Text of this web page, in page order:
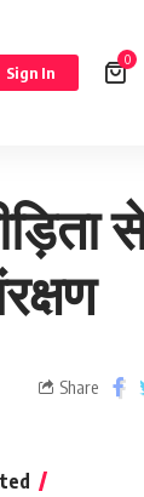
Sign In
0
Share